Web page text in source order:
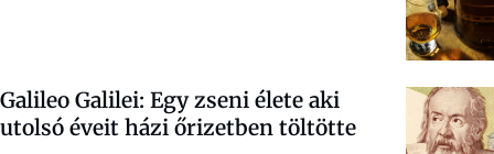
Galileo Galilei: Egy zseni élete aki
utolsó éveit házi őrizetben töltötte